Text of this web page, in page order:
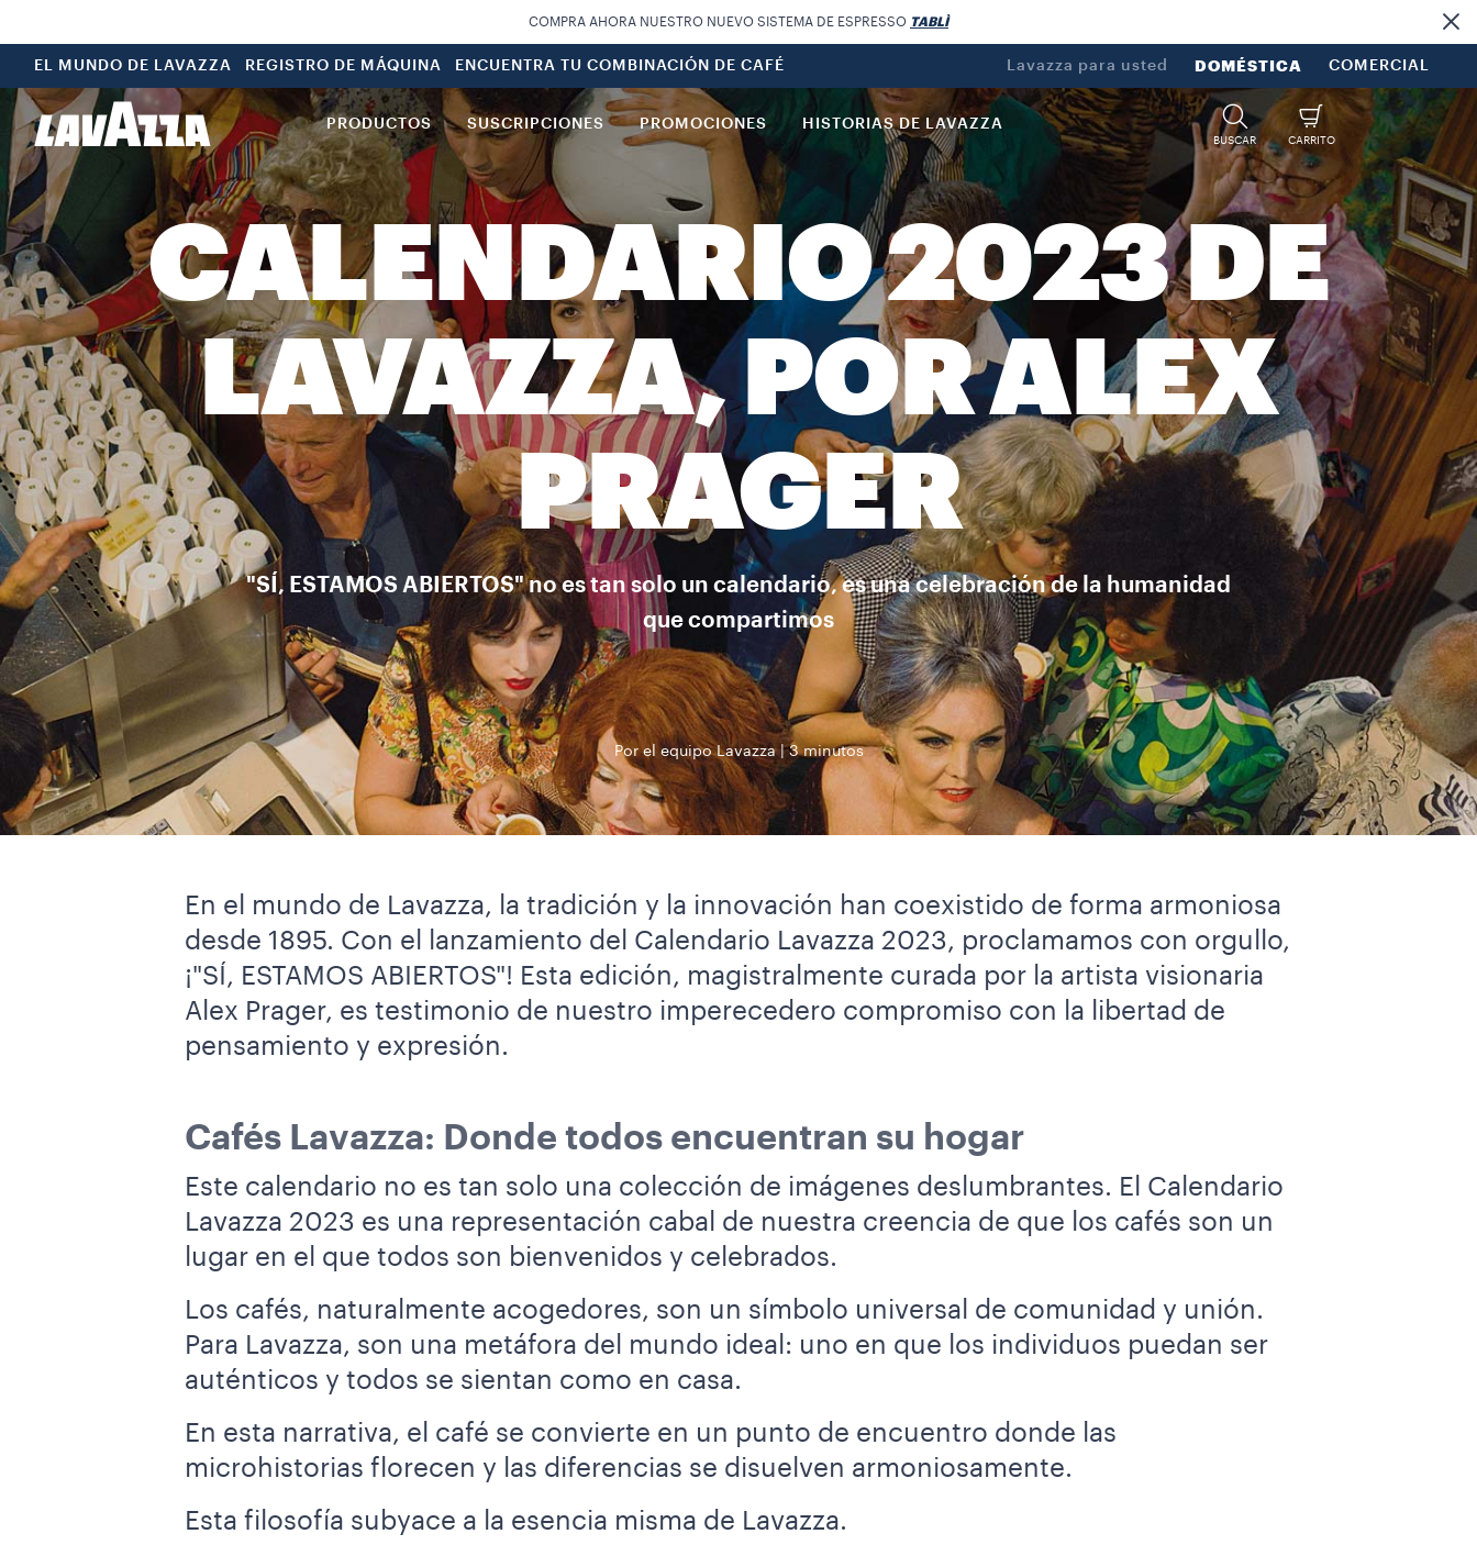
COMPRA AHORA NUESTRO NUEVO SISTEMA DE ESPRESSO TABLÌ
EL MUNDO DE LAVAZZA REGISTRO DE MÁQUINA ENCUENTRA TU COMBINACIÓN DE CAFÉ Lavazza para usted DOMÉSTICA COMERCIAL
PRODUCTOS SUSCRIPCIONES PROMOCIONES HISTORIAS DE LAVAZZA
BUSCAR CARRITO
CALENDARIO 2023 DE
LAVAZZA, POR ALEX
PRAGER
"SÍ, ESTAMOS ABIERTOS" no es tan solo un calendario, es una celebración de la humanidad
que compartimos
Por el equipo Lavazza 3 minutos
En el mundo de Lavazza, la tradición y la innovación han coexistido de forma armoniosa
desde 1895. Con el lanzamiento del Calendario Lavazza 2023, proclamamos con orgullo,
¡"SÍ, ESTAMOS ABIERTOS"! Esta edición, magistralmente curada por la artista visionaria
Alex Prager, es testimonio de nuestro imperecedero compromiso con la libertad de
pensamiento y expresión.
Cafés Lavazza: Donde todos encuentran su hogar
Este calendario no es tan solo una colección de imágenes deslumbrantes. El Calendario
Lavazza 2023 es una representación cabal de nuestra creencia de que los cafés son un
lugar en el que todos son bienvenidos y celebrados.
Los cafés, naturalmente acogedores, son un símbolo universal de comunidad y unión.
Para Lavazza, son una metáfora del mundo ideal: uno en que los individuos puedan ser
auténticos y todos se sientan como en casa.
En esta narrativa, el café se convierte en un punto de encuentro donde las
microhistorias florecen y las diferencias se disuelven armoniosamente.
Esta filosofía subyace a la esencia misma de Lavazza.